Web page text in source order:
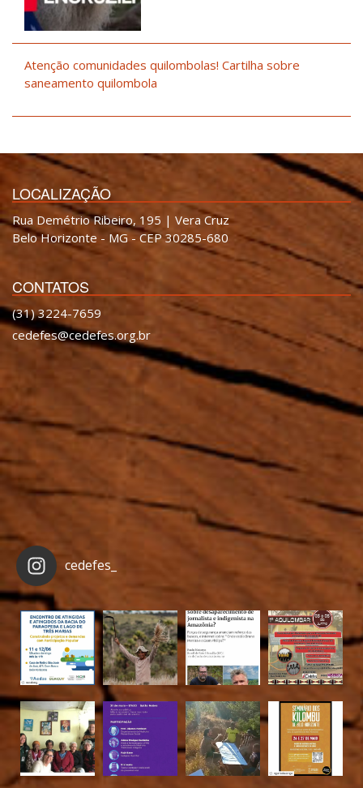
Atenção comunidades quilombolas! Cartilha sobre
saneamento quilombola
LOCALIZAÇÃO
Rua Demétrio Ribeiro, 195 | Vera Cruz
Belo Horizonte - MG - CEP 30285-680
CONTATOS
(31) 3224-7659
cedefes@cedefes.org.br
cedefes_